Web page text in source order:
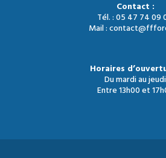
Contact :
Tél. : 05 47 74 09
Mail :
Horaires
Du mardi au jeudi
Entre 13h00 et